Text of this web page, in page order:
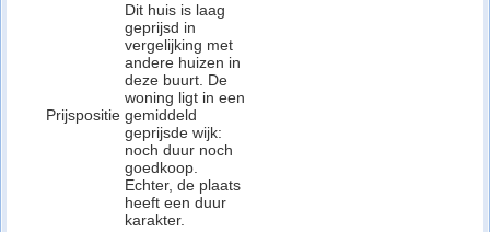
Prijspositie
Dit huis is laag
geprijsd in
vergelijking met
andere huizen in
deze buurt. De
woning ligt in een
gemiddeld
geprijsde wijk:
noch duur noch
goedkoop.
Echter, de plaats
heeft een duur
karakter.